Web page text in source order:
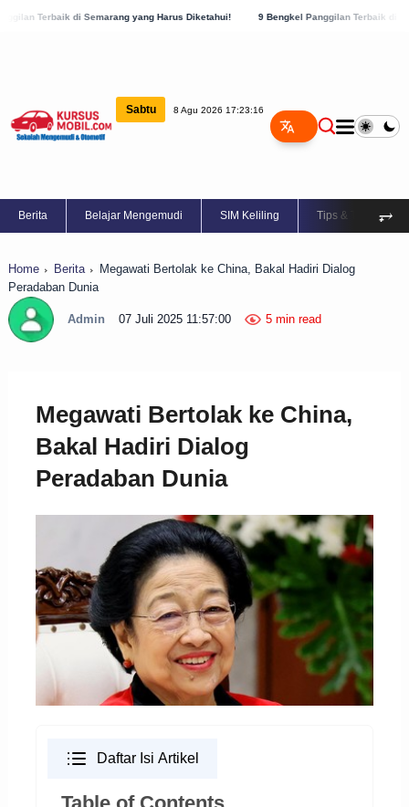
Semarang yang Harus Diketahui! 9 Bengkel Panggilan Terbaik di Kabupaten
Sabtu 8 Agu 2026 17:23:16
Berita Belajar Mengemudi SIM Keliling Tips & Trik ⥅
Home Berita
Megawati Bertolak ke China, Bakal Hadiri Dialog
Peradaban Dunia
Admin 07 Juli 2025 11:57:00 5 min read
Megawati Bertolak ke China,
Bakal Hadiri Dialog
Peradaban Dunia
Daftar Isi Artikel